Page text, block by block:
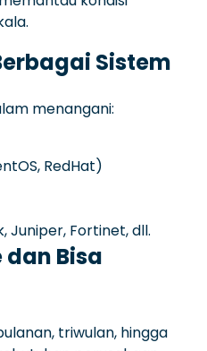
Sistem
menangani:
RedHat)
Juniper, Fortinet, dll.
dan Bisa
triwulan, hingga